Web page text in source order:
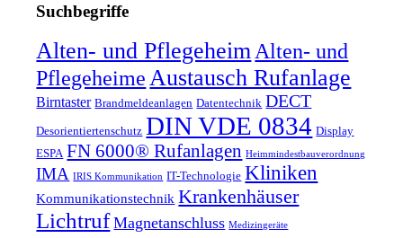
Suchbegriffe
Alten- und PflegeheimAlten- und
Pflegeheime Austausch Rufanlage
Birntaster Brandmeldeanlagen Datentechnik DECT
Desorientiertenschutz DIN VDE 0834 Display
ESPA FN 6000® Rufanlagen Heimmindestbauverordnung
IMA IRIS Kommunikation IT-Technologie Kliniken
Kommunikationstechnik Krankenhäuser
Lichtruf Magnetanschluss Medizingeräte